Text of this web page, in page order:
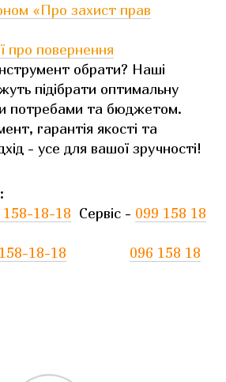
«Про захист прав
про повернення
обрати? Наші
підібрати оптимальну
потребами та бюджетом.
гарантія якості та
- усе для вашої зручності!
158-18-18 Сервіс - 099 158 18
18-18
096 158 18